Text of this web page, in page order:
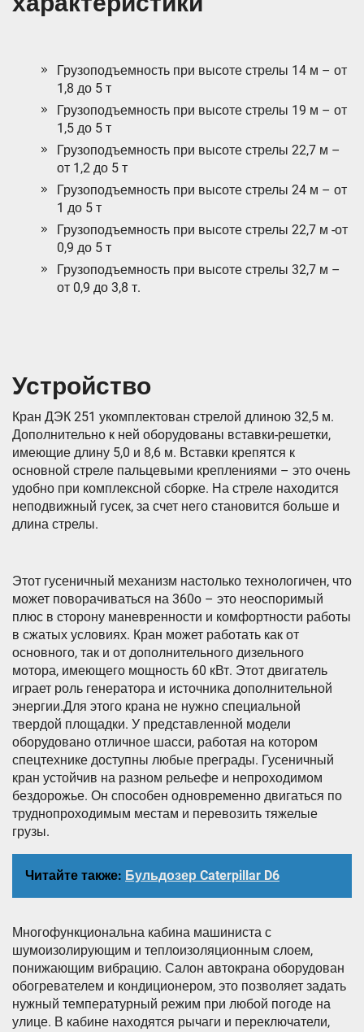
Грузоподъемность при высоте стрелы 14 м – от
1,8 до 5 т
Грузоподъемность при высоте стрелы 19 м – от
1,5 до 5 т
Грузоподъемность при высоте стрелы 22,7 м –
от 1,2 до 5 т
Грузоподъемность при высоте стрелы 24 м – от
1 до 5 т
Грузоподъемность при высоте стрелы 22,7 м -от
0,9 до 5 т
Грузоподъемность при высоте стрелы 32,7 м –
от 0,9 до 3,8 т.
Устройство
Кран ДЭК 251 укомплектован стрелой длиною 32,5 м.
Дополнительно к ней оборудованы вставки-решетки,
имеющие длину 5,0 и 8,6 м. Вставки крепятся к
основной стреле пальцевыми креплениями – это очень
удобно при комплексной сборке. На стреле находится
неподвижный гусек, за счет него становится больше и
длина стрелы.
Этот гусеничный механизм настолько технологичен, что
может поворачиваться на 360о – это неоспоримый
плюс в сторону маневренности и комфортности работы
в сжатых условиях. Кран может работать как от
основного, так и от дополнительного дизельного
мотора, имеющего мощность 60 кВт. Этот двигатель
играет роль генератора и источника дополнительной
энергии.Для этого крана не нужно специальной
твердой площадки. У представленной модели
оборудовано отличное шасси, работая на котором
спецтехнике доступны любые преграды. Гусеничный
кран устойчив на разном рельефе и непроходимом
бездорожье. Он способен одновременно двигаться по
труднопроходимым местам и перевозить тяжелые
грузы.
Читайте также: Бульдозер Caterpillar D6
Многофункциональна кабина машиниста с
шумоизолирующим и теплоизоляционным слоем,
понижающим вибрацию. Салон автокрана оборудован
обогревателем и кондиционером, это позволяет задать
нужный температурный режим при любой погоде на
улице. В кабине находятся рычаги и переключатели,